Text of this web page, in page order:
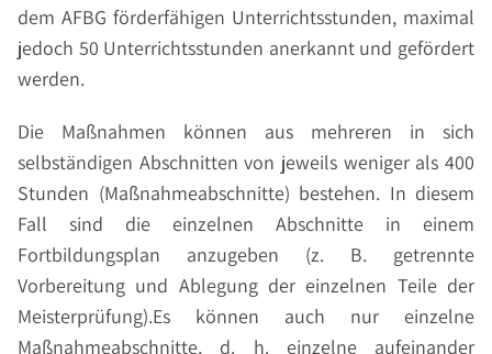
dem AFBG förderfähigen Unterrichtsstunden, maximal
jedoch 50 Unterrichtsstunden anerkannt und gefördert
werden.
Die Maßnahmen können aus mehreren in sich
selbständigen Abschnitten von jeweils weniger als 400
Stunden (Maßnahmeabschnitte) bestehen. In diesem
Fall sind die einzelnen Abschnitte in einem
Fortbildungsplan anzugeben (z. B. getrennte
Vorbereitung und Ablegung der einzelnen Teile der
Meisterprüfung).Es können auch nur einzelne
Maßnahmeabschnitte, d. h. einzelne aufeinander